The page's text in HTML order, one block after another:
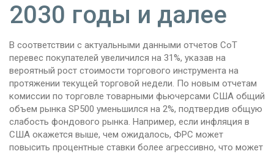
2030 годы и далее
В соответствии с актуальными данными отчетов CoT
перевес покупателей увеличился на 31%, указав на
вероятный рост стоимости торгового инструмента на
протяжении текущей торговой недели. По новым отчетам
комиссии по торговле товарными фьючерсами США общий
объем рынка SP500 уменьшился на 2%, подтвердив общую
слабость фондового рынка. Например, если инфляция в
США окажется выше, чем ожидалось, ФРС может
повысить процентные ставки более агрессивно, что может